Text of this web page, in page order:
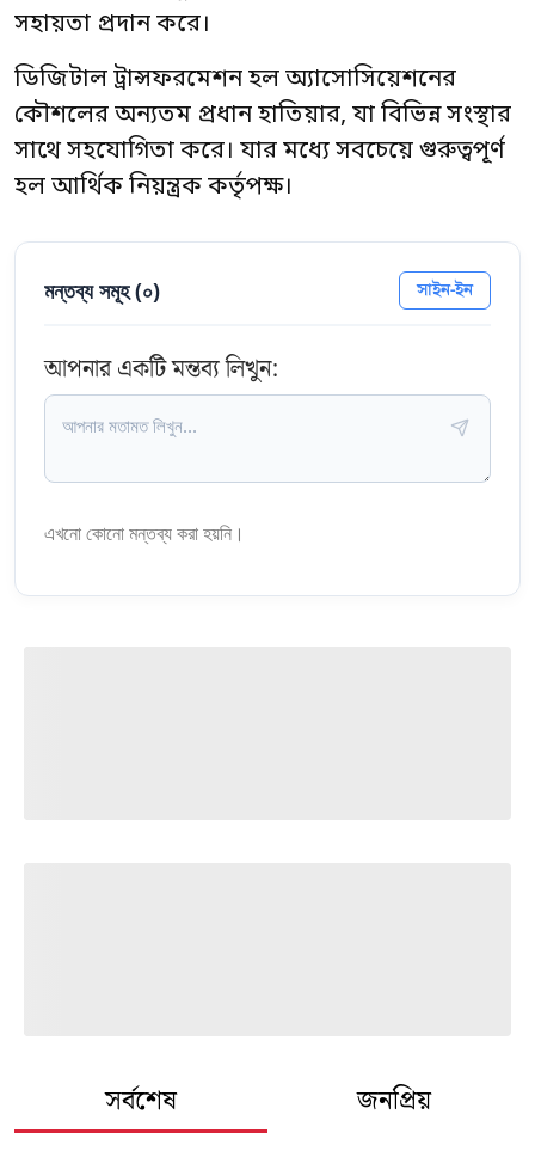
সহায়তা প্রদান করে।
ডিজিটাল ট্রান্সফরমেশন হল অ্যাসোসিয়েশনের
কৌশলের অন্যতম প্রধান হাতিয়ার, যা বিভিন্ন সংস্থার
সাথে সহযোগিতা করে। যার মধ্যে সবচেয়ে গুরুত্বপূর্ণ
হল আর্থিক নিয়ন্ত্রক কর্তৃপক্ষ।
মন্তব্য সমূহ (০) সাইন-ইন
আপনার একটি মন্তব্য লিখুন:
এখনো কোনো মন্তব্য করা হয়নি।
সর্বশেষ জনপ্রিয়